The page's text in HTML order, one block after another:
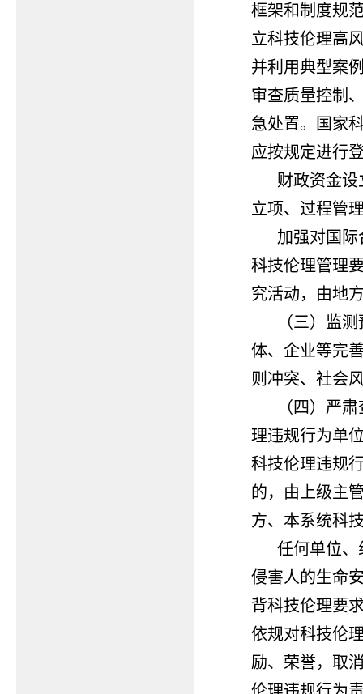
框架和制度规
立科技伦理高
并利用典型案
审查质量控制
急处置。国家
应按规定进行
财政资金
立项、过程管
加强对国
科技伦理管理
究活动，由地
（三）监
体、企业等完
则冲突、社会
（四）严
理违规行为单
科技伦理违规
的，由上级主
方、本系统科
任何单位、
侵害人的生命
背科技伦理要
依规对科技伦
励、荣誉，取